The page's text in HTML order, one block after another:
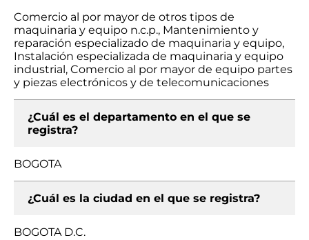
Comercio al por mayor de otros tipos de
maquinaria y equipo n.c.p., Mantenimiento y
reparación especializado de maquinaria y equipo,
Instalación especializada de maquinaria y equipo
industrial, Comercio al por mayor de equipo partes
y piezas electrónicos y de telecomunicaciones
¿Cuál es el departamento en el que se
registra?
BOGOTA
¿Cuál es la ciudad en el que se registra?
BOGOTA D.C.